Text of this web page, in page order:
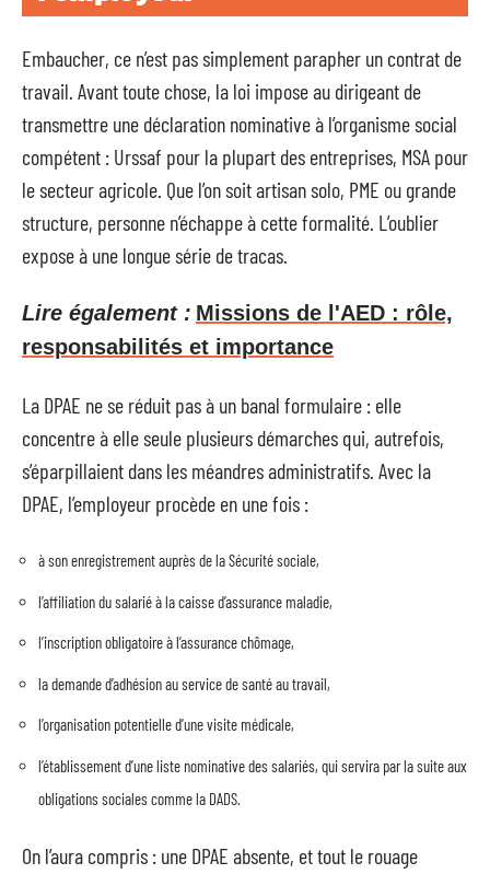
Embaucher, ce n’est pas simplement parapher un contrat de
travail. Avant toute chose, la loi impose au dirigeant de
transmettre une déclaration nominative à l’organisme social
compétent : Urssaf pour la plupart des entreprises, MSA pour
le secteur agricole. Que l’on soit artisan solo, PME ou grande
structure, personne n’échappe à cette formalité. L’oublier
expose à une longue série de tracas.
Lire également : Missions de l'AED : rôle,
responsabilités et importance
La DPAE ne se réduit pas à un banal formulaire : elle
concentre à elle seule plusieurs démarches qui, autrefois,
s’éparpillaient dans les méandres administratifs. Avec la
DPAE, l’employeur procède en une fois :
à son enregistrement auprès de la Sécurité sociale,
l’affiliation du salarié à la caisse d’assurance maladie,
l’inscription obligatoire à l’assurance chômage,
la demande d’adhésion au service de santé au travail,
l’organisation potentielle d’une visite médicale,
l’établissement d’une liste nominative des salariés, qui servira par la suite aux
obligations sociales comme la DADS.
On l’aura compris : une DPAE absente, et tout le rouage